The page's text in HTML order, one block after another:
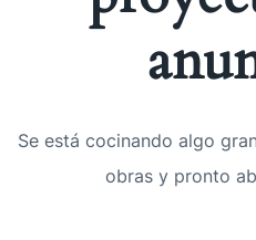
Se está cocinando algo
obras y pronto